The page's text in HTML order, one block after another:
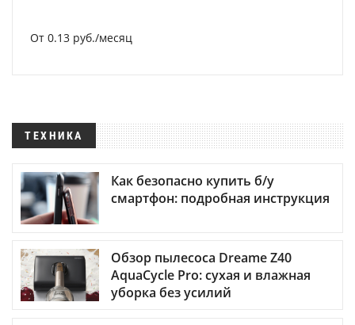
От 0.13 руб./месяц
ТЕХНИКА
Как безопасно купить б/у
смартфон: подробная инструкция
Обзор пылесоса Dreame Z40
AquaCycle Pro: сухая и влажная
уборка без усилий